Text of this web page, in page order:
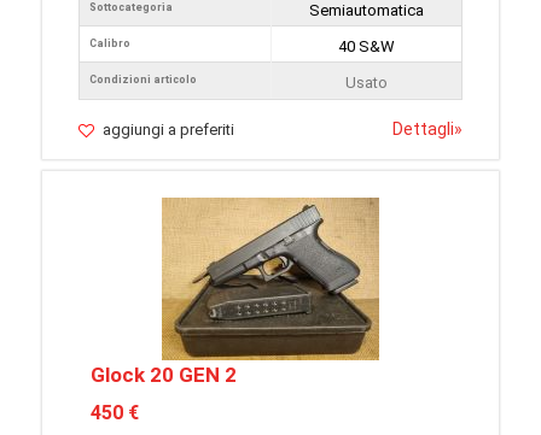
Sottocategoria
Calibro
Condizioni articolo
Semiautomatica
40 S&W
Usato
aggiungi a preferiti Dettagli»
Glock 20 GEN 2
450 €